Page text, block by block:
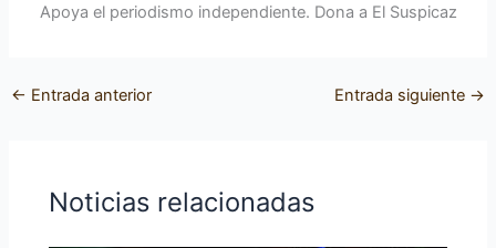
Apoya el periodismo independiente. Dona a El Suspicaz
← Entrada anterior Entrada siguiente →
Noticias relacionadas